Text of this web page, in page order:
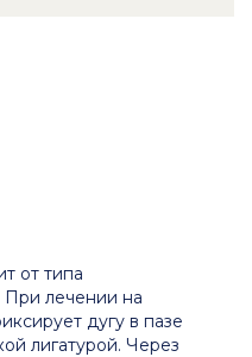
от типа
При лечении на
дугу в пазе
лигатурой. Через